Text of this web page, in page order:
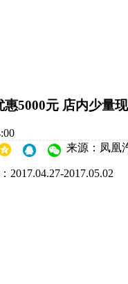
5000元 店内少量
来源：凤凰
2017.04.27-2017.05.02